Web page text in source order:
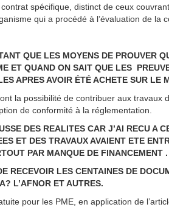
spécifique, distinct de ceux
qui a procédé à l’évaluation de la
QUE LES MOYENS DE PROUVER
ET QUAND ON SAIT QUE LES
APRES AVOIR ÉTÉ ACHETE SUR LE
la possibilité de contribuer aux travaux
de conformité à la réglementation.
DES REALITES CAR J’AI RECU A
ET DES TRAVAUX AVAIENT ETE
PAR MANQUE DE FINANCEMENT .
RECEVOIR LES CENTAINES DE
L’AFNOR ET AUTRES.
pour les PME, en application de